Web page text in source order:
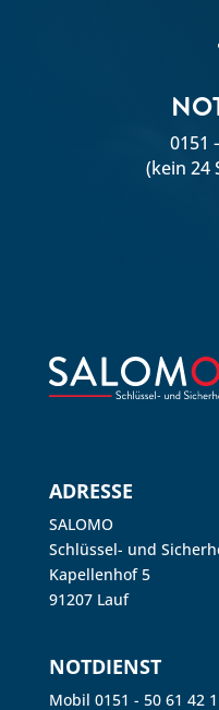
0151
(kein 24
ADRESSE
SALOMO
Schlüssel- und
Kapellenhof 5
91207 Lauf
NOTDIENST
Mobil 0151 - 50 61 42